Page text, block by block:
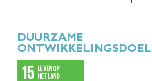
DUURZAME